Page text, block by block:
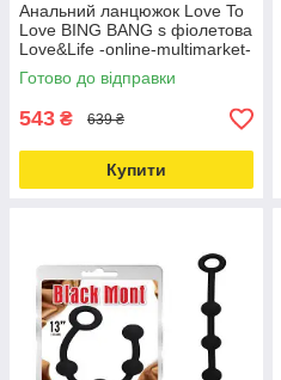
Анальний ланцюжок Love To
Love BING BANG s фіолетова
Love&Life -online-multimarket-
Готово до відправки
543 ₴ 639 ₴
Купити